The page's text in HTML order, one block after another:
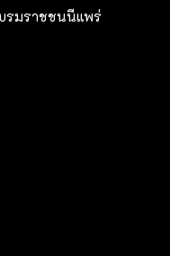
รมราชชนนีแพร่